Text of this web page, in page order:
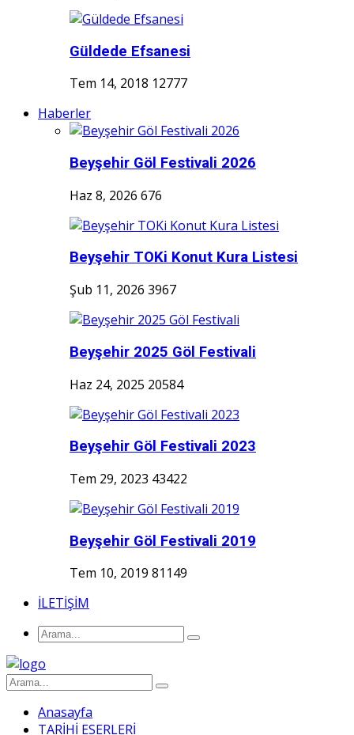
Güldede Efsanesi
Tem 14, 2018 12777
Haberler
Beyşehir Göl Festivali 2026
Haz 8, 2026 676
Beyşehir TOKi Konut Kura Listesi
Şub 11, 2026 3967
Beyşehir 2025 Göl Festivali
Haz 24, 2025 20584
Beyşehir Göl Festivali 2023
Tem 29, 2023 43422
Beyşehir Göl Festivali 2019
Tem 10, 2019 81149
İLETİŞİM
Anasayfa
TARİHİ ESERLERİ